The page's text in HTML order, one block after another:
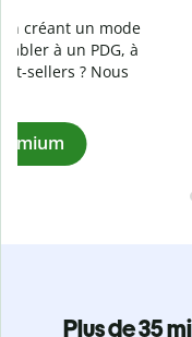
Vérifiez que vos
logiciel anti-plagiat.
secondes et
Plus de 35